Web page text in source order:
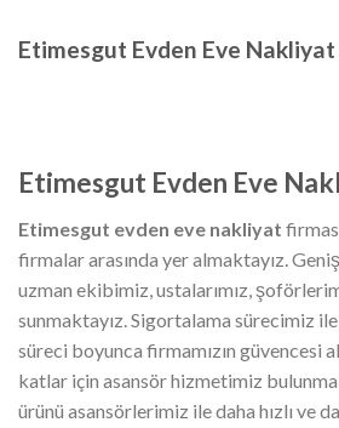
Etimesgut Evden Eve Nakliyat
Etimesgut Evden Eve
Etimesgut evden eve nakliyat
firmalar arasında yer almaktayız.
uzman ekibimiz, ustalarımız,
sunmaktayız. Sigortalama sürecimiz ile
süreci boyunca firmamızın güvencesi
katlar için asansör hizmetimiz
ürünü asansörlerimiz ile daha hızlı ve